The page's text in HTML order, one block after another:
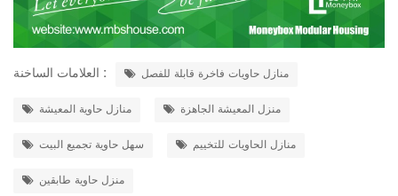
العلامات الساخنة : منازل حاويات فاخرة قابلة للفصل
منازل حاوية المعيشة منزل المعيشة الجاهزة
سهل حاوية تجميع البيت منازل الحاويات للتخييم
منزل حاوية طابقين